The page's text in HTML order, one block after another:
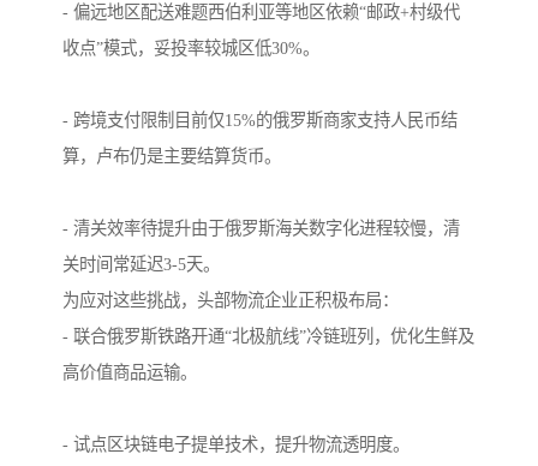
- 偏远地区配送难题西伯利亚等地区依赖“邮政+村级代
收点”模式，妥投率较城区低30%。
- 跨境支付限制目前仅15%的俄罗斯商家支持人民币结
算，卢布仍是主要结算货币。
- 清关效率待提升由于俄罗斯海关数字化进程较慢，清
关时间常延迟3-5天。
为应对这些挑战，头部物流企业正积极布局：
- 联合俄罗斯铁路开通“北极航线”冷链班列，优化生鲜及
高价值商品运输。
- 试点区块链电子提单技术，提升物流透明度。